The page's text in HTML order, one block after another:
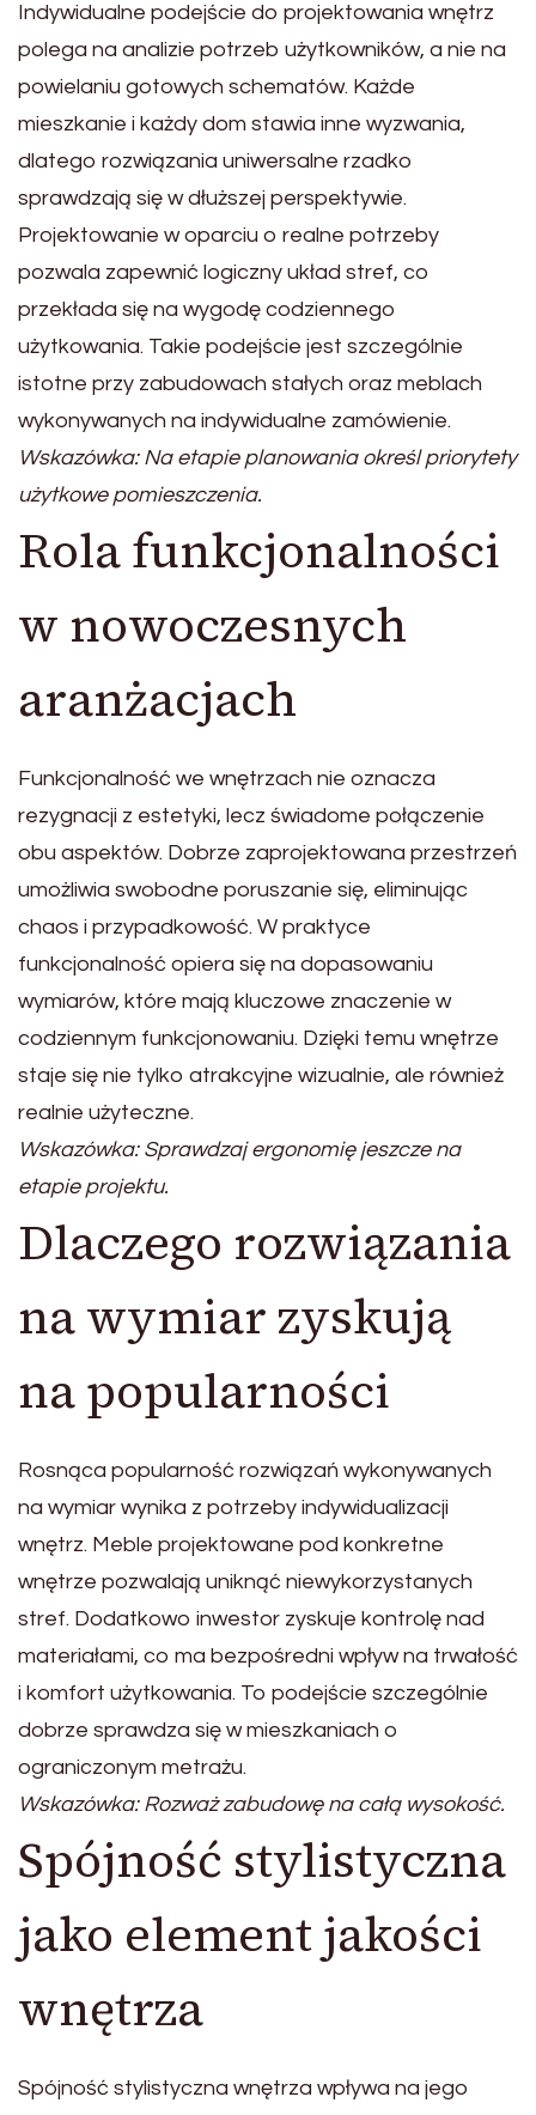
Indywidualne podejście do projektowania wnętrz
polega na analizie potrzeb użytkowników, a nie na
powielaniu gotowych schematów. Każde
mieszkanie i każdy dom stawia inne wyzwania,
dlatego rozwiązania uniwersalne rzadko
sprawdzają się w dłuższej perspektywie.
Projektowanie w oparciu o realne potrzeby
pozwala zapewnić logiczny układ stref, co
przekłada się na wygodę codziennego
użytkowania. Takie podejście jest szczególnie
istotne przy zabudowach stałych oraz meblach
wykonywanych na indywidualne zamówienie.
Wskazówka: Na etapie planowania określ priorytety
użytkowe pomieszczenia.
Rola funkcjonalności
w nowoczesnych
aranżacjach
Funkcjonalność we wnętrzach nie oznacza
rezygnacji z estetyki, lecz świadome połączenie
obu aspektów. Dobrze zaprojektowana przestrzeń
umożliwia swobodne poruszanie się, eliminując
chaos i przypadkowość. W praktyce
funkcjonalność opiera się na dopasowaniu
wymiarów, które mają kluczowe znaczenie w
codziennym funkcjonowaniu. Dzięki temu wnętrze
staje się nie tylko atrakcyjne wizualnie, ale również
realnie użyteczne.
Wskazówka: Sprawdzaj ergonomię jeszcze na
etapie projektu.
Dlaczego rozwiązania
na wymiar zyskują
na popularności
Rosnąca popularność rozwiązań wykonywanych
na wymiar wynika z potrzeby indywidualizacji
wnętrz. Meble projektowane pod konkretne
wnętrze pozwalają uniknąć niewykorzystanych
stref. Dodatkowo inwestor zyskuje kontrolę nad
materiałami, co ma bezpośredni wpływ na trwałość
i komfort użytkowania. To podejście szczególnie
dobrze sprawdza się w mieszkaniach o
ograniczonym metrażu.
Wskazówka: Rozważ zabudowę na całą wysokość.
Spójność stylistyczna
jako element jakości
wnętrza
Spójność stylistyczna wnętrza wpływa na jego